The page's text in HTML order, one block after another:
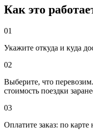
Как это
01
Укажите откуда и куда
02
Выберите, что
стоимость поездки
03
Оплатите заказ: по